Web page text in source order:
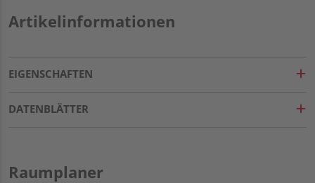
Artikelinformationen
EIGENSCHAFTEN
DATENBLÄTTER
Raumplaner